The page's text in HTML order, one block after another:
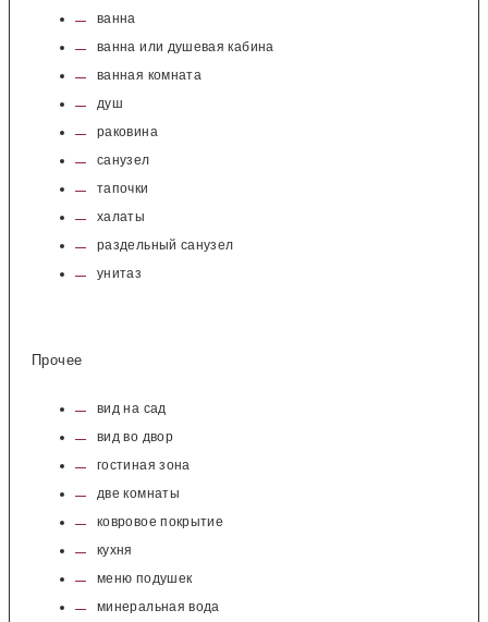
ванна
ванна или душевая кабина
ванная комната
душ
раковина
санузел
тапочки
халаты
раздельный санузел
унитаз
Прочее
вид на сад
вид во двор
гостиная зона
две комнаты
ковровое покрытие
кухня
меню подушек
минеральная вода